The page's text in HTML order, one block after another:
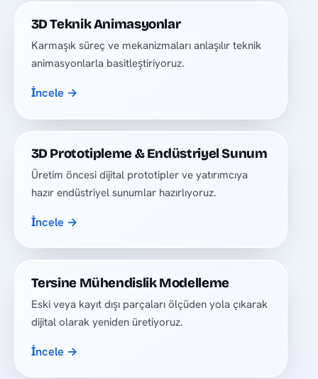
3D Teknik Animasyonlar
Karmaşık süreç ve mekanizmaları anlaşılır teknik
animasyonlarla basitleştiriyoruz.
İncele →
3D Prototipleme & Endüstriyel Sunum
Üretim öncesi dijital prototipler ve yatırımcıya
hazır endüstriyel sunumlar hazırlıyoruz.
İncele →
Tersine Mühendislik Modelleme
Eski veya kayıt dışı parçaları ölçüden yola çıkarak
dijital olarak yeniden üretiyoruz.
İncele →